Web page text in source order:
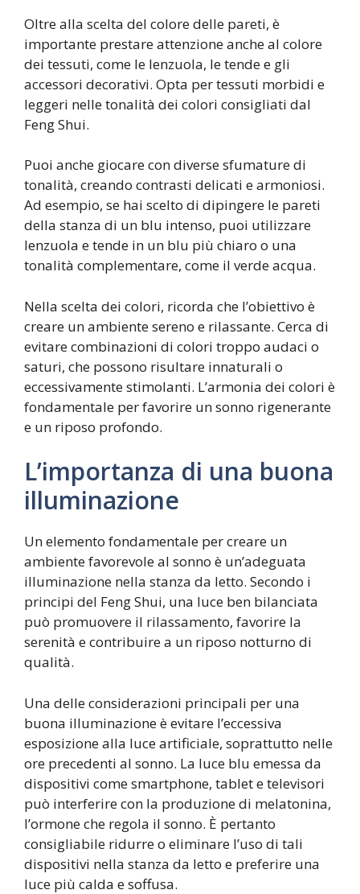
Oltre alla scelta del colore delle pareti, è
importante prestare attenzione anche al colore
dei tessuti, come le lenzuola, le tende e gli
accessori decorativi. Opta per tessuti morbidi e
leggeri nelle tonalità dei colori consigliati dal
Feng Shui.
Puoi anche giocare con diverse sfumature di
tonalità, creando contrasti delicati e armoniosi.
Ad esempio, se hai scelto di dipingere le pareti
della stanza di un blu intenso, puoi utilizzare
lenzuola e tende in un blu più chiaro o una
tonalità complementare, come il verde acqua.
Nella scelta dei colori, ricorda che l’obiettivo è
creare un ambiente sereno e rilassante. Cerca di
evitare combinazioni di colori troppo audaci o
saturi, che possono risultare innaturali o
eccessivamente stimolanti. L’armonia dei colori è
fondamentale per favorire un sonno rigenerante
e un riposo profondo.
L’importanza di una buona
illuminazione
Un elemento fondamentale per creare un
ambiente favorevole al sonno è un’adeguata
illuminazione nella stanza da letto. Secondo i
principi del Feng Shui, una luce ben bilanciata
può promuovere il rilassamento, favorire la
serenità e contribuire a un riposo notturno di
qualità.
Una delle considerazioni principali per una
buona illuminazione è evitare l’eccessiva
esposizione alla luce artificiale, soprattutto nelle
ore precedenti al sonno. La luce blu emessa da
dispositivi come smartphone, tablet e televisori
può interferire con la produzione di melatonina,
l’ormone che regola il sonno. È pertanto
consigliabile ridurre o eliminare l’uso di tali
dispositivi nella stanza da letto e preferire una
luce più calda e soffusa.